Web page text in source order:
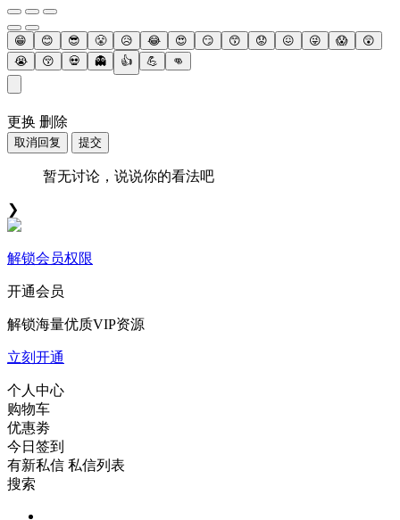
😁 😊 😎 😤 😥 😂 😍 😏 😙 😟 😖 😜 😱
😲
😭
😚 💀 👻 👍 💪 👊
更换 删除
取消回复 提交
暂无讨论，说说你的看法吧
❯
解锁会员权限
开通会员
解锁海量优质VIP资源
立刻开通
个人中心
购物车
优惠劵
今日签到
有新私信 私信列表
搜索